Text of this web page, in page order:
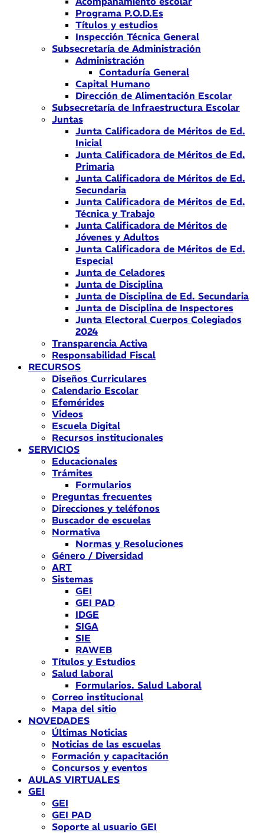
Programa P.O.D.Es
Títulos y estudios
Inspección Técnica General
Subsecretaría de Administración
Administración
Contaduría General
Capital Humano
Dirección de Alimentación Escolar
Subsecretaría de Infraestructura Escolar
Juntas
Junta Calificadora de Méritos de Ed.
Inicial
Junta Calificadora de Méritos de Ed.
Primaria
Junta Calificadora de Méritos de Ed.
Secundaria
Junta Calificadora de Méritos de Ed.
Técnica y Trabajo
Junta Calificadora de Méritos de
Jóvenes y Adultos
Junta Calificadora de Méritos de Ed.
Especial
Junta de Celadores
Junta de Disciplina
Junta de Disciplina de Ed. Secundaria
Junta de Disciplina de Inspectores
Junta Electoral Cuerpos Colegiados
2024
Transparencia Activa
Responsabilidad Fiscal
RECURSOS
Diseños Curriculares
Calendario Escolar
Efemérides
Videos
Escuela Digital
Recursos institucionales
SERVICIOS
Educacionales
Trámites
Formularios
Preguntas frecuentes
Direcciones y teléfonos
Buscador de escuelas
Normativa
Normas y Resoluciones
Género / Diversidad
ART
Sistemas
GEI
GEI PAD
IDGE
SIGA
SIE
RAWEB
Títulos y Estudios
Salud laboral
Formularios. Salud Laboral
Correo institucional
Mapa del sitio
NOVEDADES
Últimas Noticias
Noticias de las escuelas
Formación y capacitación
Concursos y eventos
AULAS VIRTUALES
GEI
GEI
GEI PAD
Soporte al usuario GEI